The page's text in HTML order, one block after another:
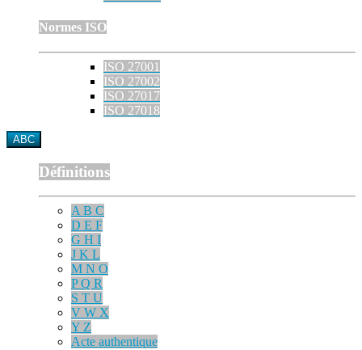
Normes ISO
ISO 27001
ISO 27002
ISO 27017
ISO 27018
ABC
Définitions
A B C
D E F
G H I
J K L
M N O
P Q R
S T U
V W X
Y Z
Acte authentique